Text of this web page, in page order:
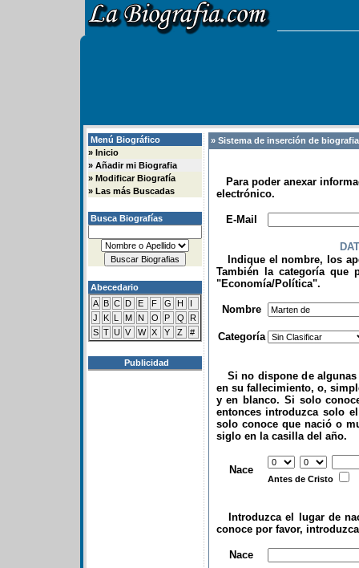
Menú Biográfico
» Inicio
» Añadir mi Biografia
» Modificar Biografía
» Las más Buscadas
Busca Biografías
Abecedario
A B C D E F G H
I
J
K L M N O P Q
R
S T U V W X Y Z #
Publicidad
» Sistema de inserción de
Para poder anexar
electrónico.
E-Mail
Indique el nombre, los
También la categoría que
"Economía/Política".
Nombre
Categoría
Si no dispone de algunas
en su fallecimiento, o,
y en blanco. Si solo
entonces introduzca solo
solo conoce que nació o
siglo en la casilla del año.
Nace
Antes de Cristo
Introduzca el lugar de
conoce por favor,
Nace